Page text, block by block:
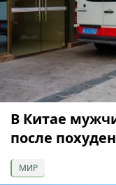
В Китае
после
МИР